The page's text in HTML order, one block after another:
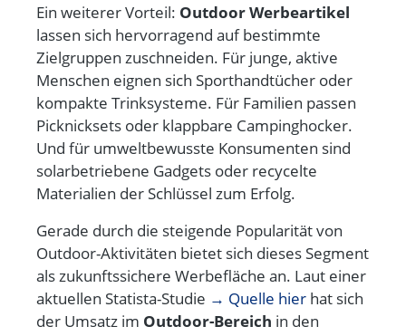
Ein weiterer Vorteil: Outdoor Werbeartikel
lassen sich hervorragend auf bestimmte
Zielgruppen zuschneiden. Für junge, aktive
Menschen eignen sich Sporthandtücher oder
kompakte Trinksysteme. Für Familien passen
Picknicksets oder klappbare Campinghocker.
Und für umweltbewusste Konsumenten sind
solarbetriebene Gadgets oder recycelte
Materialien der Schlüssel zum Erfolg.
Gerade durch die steigende Popularität von
Outdoor-Aktivitäten bietet sich dieses Segment
alszukunftssichere Werbefläche an. Laut einer
aktuellen Statista-Studie → Quelle hier hat sich
der Umsatz im Outdoor-Bereich in den